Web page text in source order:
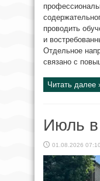
проводить
и
Отдельное
связано с
Читать далее
Июль
01.08.2026 07:10